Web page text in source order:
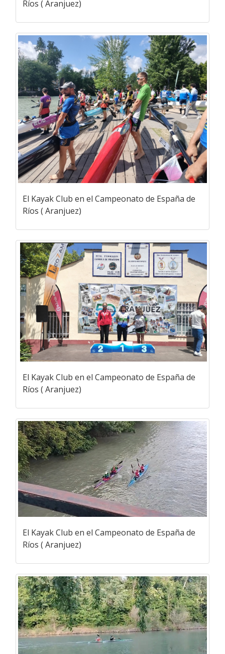
Ríos ( Aranjuez)
El Kayak Club en el Campeonato de España de
Ríos ( Aranjuez)
El Kayak Club en el Campeonato de España de
Ríos ( Aranjuez)
El Kayak Club en el Campeonato de España de
Ríos ( Aranjuez)